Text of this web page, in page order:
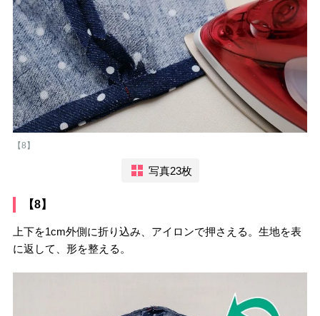
【8】
写真23枚
【8】
上下を1cm外側に折り込み、アイロンで押さえる。生地を表
に返して、形を整える。